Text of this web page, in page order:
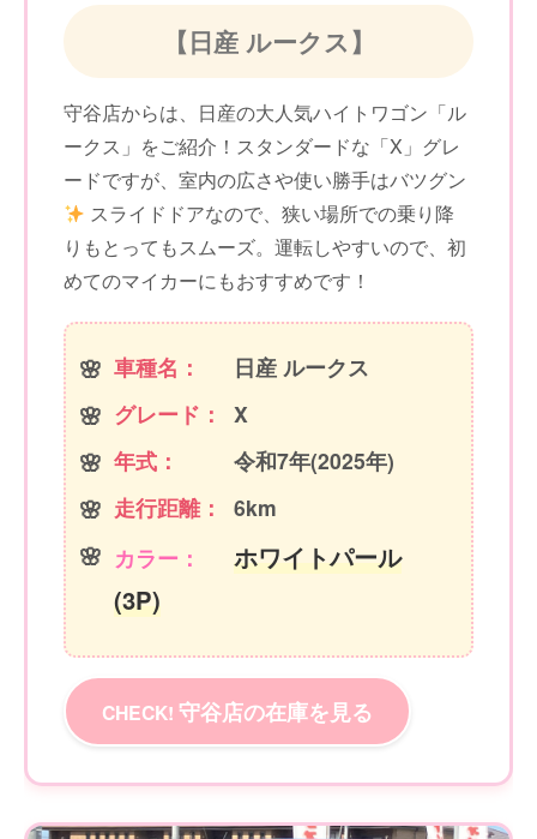
【日産 ルークス】
守谷店からは、日産の大人気ハイトワゴン「ル
ークス」をご紹介！スタンダードな「X」グレ
ードですが、室内の広さや使い勝手はバツグン
スライドドアなので、狭い場所での乗り降
りもとってもスムーズ。運転しやすいので、初
めてのマイカーにもおすすめです！
車種名：
日産 ルークス
グレード：
X
年式：
令和7年(2025年)
走行距離：
6km
カラー：
ホワイトパール
(3P)
守谷店の在庫を見る